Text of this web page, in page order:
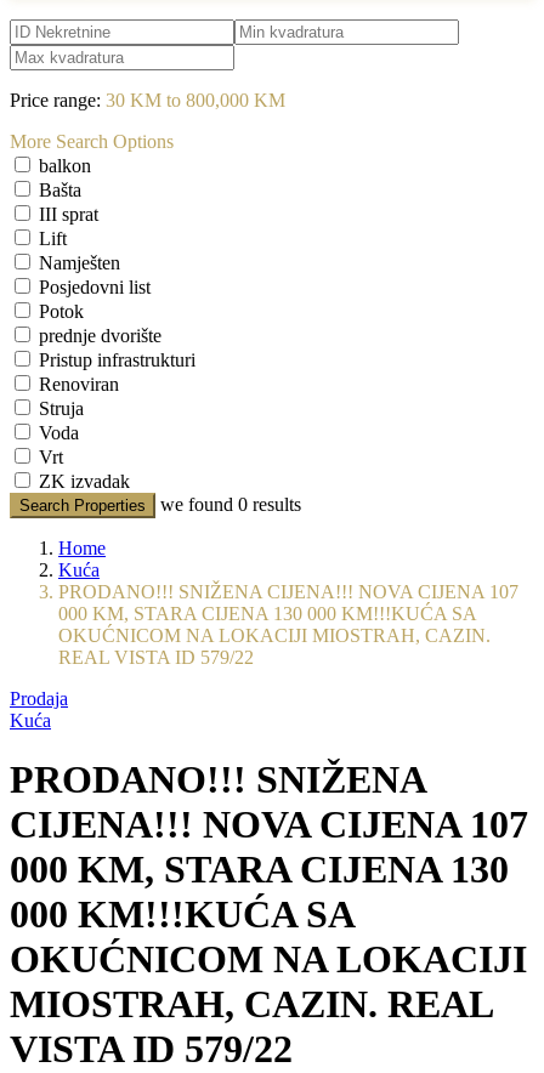
Price range: 30 KM to 800,000 KM
More Search Options
balkon
Bašta
III sprat
Lift
Namješten
Posjedovni list
Potok
prednje dvorište
Pristup infrastrukturi
Renoviran
Struja
Voda
Vrt
ZK izvadak
Search Properties we found 0 results
Home
Kuća
PRODANO!!! SNIŽENA CIJENA!!! NOVA CIJENA 107
000 KM, STARA CIJENA 130 000 KM!!!KUĆA SA
OKUĆNICOM NA LOKACIJI MIOSTRAH, CAZIN.
REAL VISTA ID 579/22
Prodaja
Kuća
PRODANO!!! SNIŽENA
CIJENA!!! NOVA CIJENA 107
000 KM, STARA CIJENA 130
000 KM!!!KUĆA SA
OKUĆNICOM NA LOKACIJI
MIOSTRAH, CAZIN. REAL
VISTA ID 579/22